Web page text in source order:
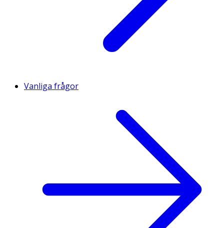
Vanliga frågor